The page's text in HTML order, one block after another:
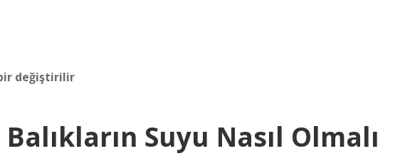
değiştirilir
Suyu Nasıl Olmalı